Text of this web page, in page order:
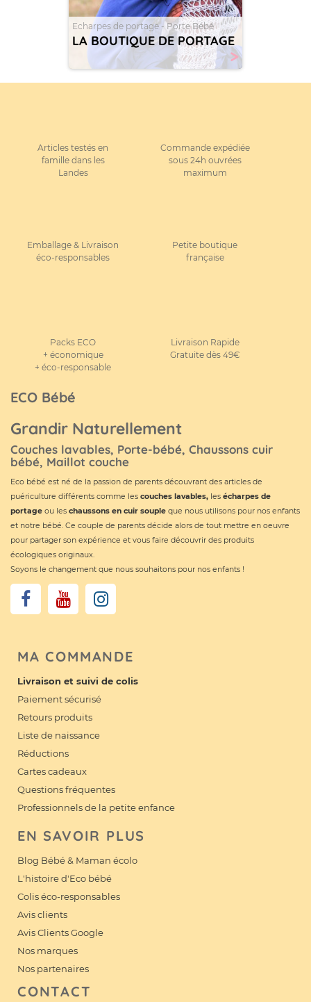
Echarpes de portage - Porte Bébé
LA BOUTIQUE DE PORTAGE
>
Articles testés en
famille dans les
Landes
Commande expédiée
sous 24h ouvrées
maximum
Emballage & Livraison
éco-responsables
Petite boutique
française
Packs ECO
+ économique
+ éco-responsable
Livraison Rapide
Gratuite dès 49€
ECO Bébé
Grandir Naturellement
Couches lavables, Porte-bébé, Chaussons cuir
bébé, Maillot couche
Eco bébé est né de la passion de parents découvrant des articles de
puériculture différents comme les couches lavables, les écharpes de
portage ou les chaussons en cuir souple que nous utilisons pour nos enfants
et notre bébé. Ce couple de parents décide alors de tout mettre en oeuvre
pour partager son expérience et vous faire découvrir des produits
écologiques originaux.
Soyons le changement que nous souhaitons pour nos enfants !
MA COMMANDE
Livraison et suivi de colis
Paiement sécurisé
Retours produits
Liste de naissance
Réductions
Cartes cadeaux
Questions fréquentes
Professionnels de la petite enfance
EN SAVOIR PLUS
Blog Bébé & Maman écolo
L'histoire d'Eco bébé
Colis éco-responsables
Avis clients
Avis Clients Google
Nos marques
Nos partenaires
CONTACT